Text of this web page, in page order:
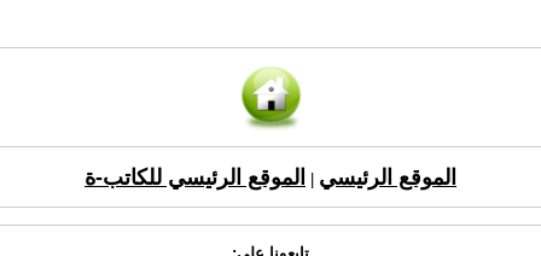
الموقع الرئيسي الموقع الرئيسي للكاتب-ة